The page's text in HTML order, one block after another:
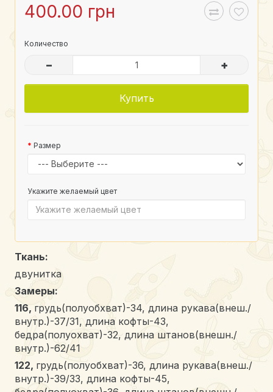
400.00 грн
Количество
– +
Купить
Размер
Укажите желаемый цвет
Ткань:
двунитка
Замеры:
116, грудь(полуобхват)-34, длина рукава(внеш./
внутр.)-37/31, длина кофты-43,
бедра(полуохват)-32, длина штанов(внешн./
внутр.)-62/41
122, грудь(полуобхват)-36, длина рукава(внеш./
внутр.)-39/33, длина кофты-45,